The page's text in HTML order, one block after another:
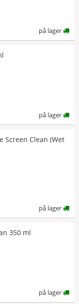
på lager
på lager
Clean (Wet
på lager
350 ml
på lager